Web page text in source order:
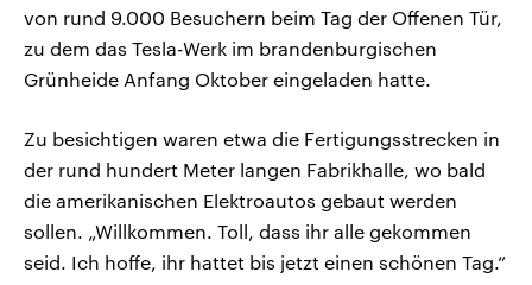
von rund 9.000 Besuchern beim Tag der Offenen Tür,
zu dem das Tesla-Werk im brandenburgischen
Grünheide Anfang Oktober eingeladen hatte.
Zu besichtigen waren etwa die Fertigungsstrecken in
der rund hundert Meter langen Fabrikhalle, wo bald
die amerikanischen Elektroautos gebaut werden
sollen. „Willkommen. Toll, dass ihr alle gekommen
seid. Ich hoffe, ihr hattet bis jetzt einen schönen Tag.“